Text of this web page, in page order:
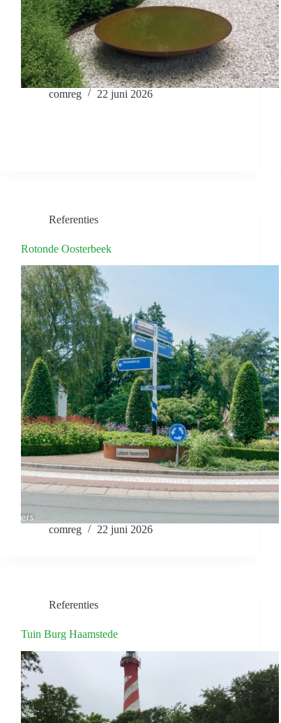
comreg 22 juni 2026
Referenties
Rotonde Oosterbeek
comreg 22 juni 2026
Referenties
Tuin Burg Haamstede